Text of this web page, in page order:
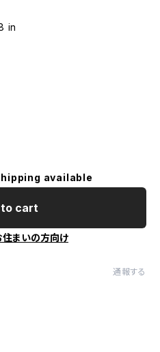
in
available
cart
まいの方向け
通報する